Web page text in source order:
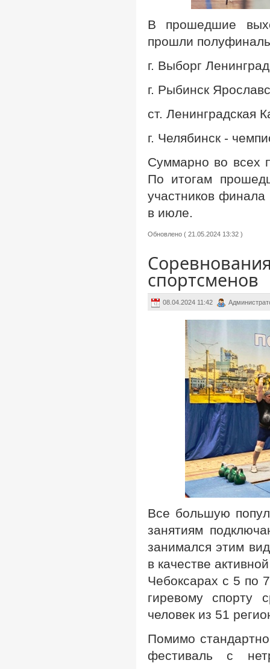
В прошедшие
прошли
г. Выборг
г. Рыбинск
ст. Ленинградская
г. Челябинск -
Суммарно во всех
По итогам
участников
в июле.
Обновлено ( 21.05.2024 13:32 )
спортсменов
08.04.2024 11:42
Все большую
занятиям
занимался этим
в качестве
Чебоксарах с 5 по
гиревому спорту
человек из 51
Помимо
фестиваль с